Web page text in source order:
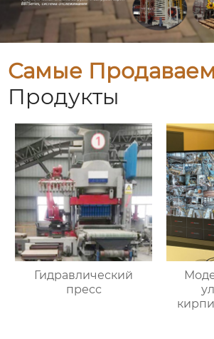
Самые
Продукты
Гидравлический
пресс